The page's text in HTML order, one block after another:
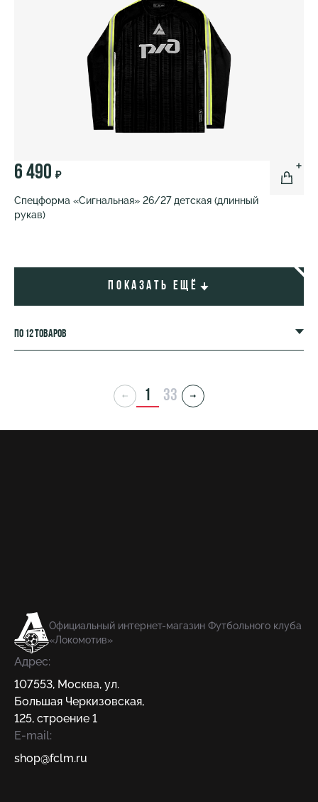
6 490 ₽
Спецформа «Сигнальная» 26/27 детская (длинный
рукав)
Показать ещё
по 12 товаров
1 33
Официальный интернет-магазин Футбольного клуба
«Локомотив»
Адрес:
107553, Москва, ул.
Большая Черкизовская,
125, строение 1
E-mail:
shop@fсlm.ru